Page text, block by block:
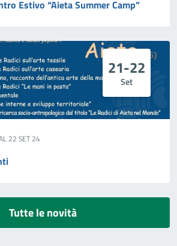
Estivo “Aieta Summer Camp”
21-22
Set
22 SET 24
Tutte le novità